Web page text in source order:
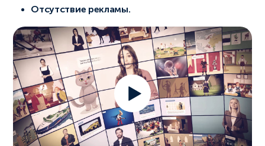
Отсутствие рекламы.